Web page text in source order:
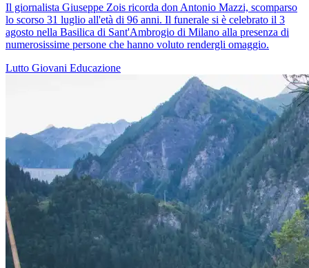
Il giornalista Giuseppe Zois ricorda don Antonio Mazzi, scomparso
lo scorso 31 luglio all'età di 96 anni. Il funerale si è celebrato il 3
agosto nella Basilica di Sant'Ambrogio di Milano alla presenza di
numerosissime persone che hanno voluto rendergli omaggio.
Lutto Giovani Educazione